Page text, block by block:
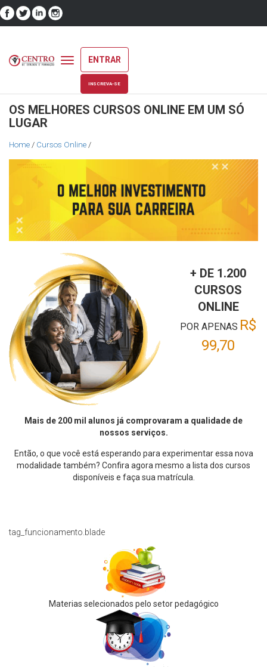
Toggle
navigation
ENTRAR
INSCREVA-SE
OS MELHORES CURSOS ONLINE EM UM SÓ
LUGAR
Home / Cursos Online /
+ DE 1.200
CURSOS
ONLINE
POR APENAS R$
99,70
Mais de 200 mil alunos já comprovaram a qualidade de
nossos serviços.
Então, o que você está esperando para experimentar essa nova
modalidade também? Confira agora mesmo a lista dos cursos
disponíveis e faça sua matrícula.
tag_funcionamento.blade
Materias selecionados pelo setor pedagógico